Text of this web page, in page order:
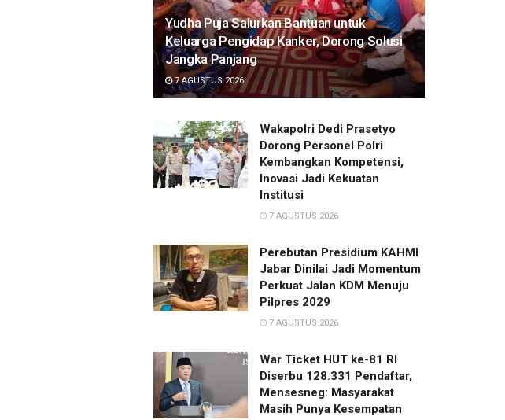
Yudha Puja Salurkan Bantuan untuk
Keluarga Pengidap Kanker, Dorong Solusi
Jangka Panjang
7 AGUSTUS 2026
Wakapolri Dedi Prasetyo
Dorong Personel Polri
Kembangkan Kompetensi,
Inovasi Jadi Kekuatan
Institusi
7 AGUSTUS 2026
Perebutan Presidium KAHMI
Jabar Dinilai Jadi Momentum
Perkuat Jalan KDM Menuju
Pilpres 2029
7 AGUSTUS 2026
War Ticket HUT ke-81 RI
Diserbu 128.331 Pendaftar,
Mensesneg: Masyarakat
Masih Punya Kesempatan